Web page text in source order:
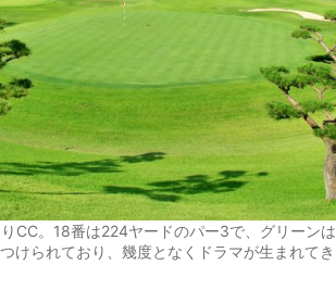
CC。18番は224ヤードのパー3で、グリーン
けられており、幾度となくドラマが生まれてき